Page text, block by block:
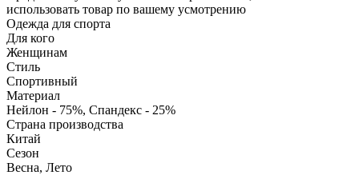
использовать товар по вашему усмотрению
Одежда для спорта
Для кого
Женщинам
Стиль
Спортивный
Материал
Нейлон - 75%, Спандекс - 25%
Страна производства
Китай
Сезон
Весна, Лето